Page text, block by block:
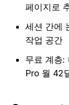
페이지로
세션 간에
작업 공간
무료 계층:
Pro 월 42